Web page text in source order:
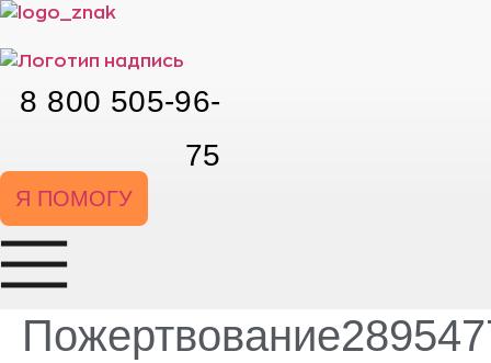
Перейти
содержимому
8 800 505-96-
75
Я ПОМОГУ